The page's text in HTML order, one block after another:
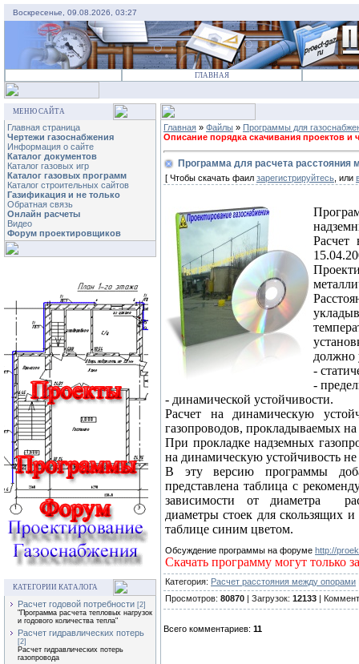
Воскресенье, 09.08.2026, 03:27
ГЛАВНАЯ
МЕНЮ САЙТА
Главная страница
Чертежи газоснабжения
Информация о сайте
Каталог документов
Каталог газовых игр
Каталог газовых программ
Каталог строительных сайтов
Газификация и не только
Обратная связь
Онлайн расчеты
Видео
Форум проектировщиков
КАТЕГОРИИ КАТАЛОГА
Расчет годовой потребности [2]
"Программа расчета тепловых нагрузок
и годового количества тепла"
Расчет гидравлических потерь
[2]
Расчет гидравлических потерь
газопровода
Главная » Файлы » Программы для
Описание порядка скачивания проектов и
Программа для расчета расстояния
[ Чтобы скачать фаил зарегистрируйтесь , или
Расчет
должно
-
-
- динамической устойчивости.
Расчет на динамическую
газопроводов, прокладываемых
При прокладке надземных
на динамическую устойчивость не
В эту версию программы
представлена таблица с
зависимости от диаметра
диаметры стоек для скользящих
таблице синим цветом.
Обсуждение программы на форуме http://
Скачать программу могут только
Категория: Расчет расстояния между опорами
Просмотров: 80870 | Загрузок: 12133 |
Всего комментариев: 11